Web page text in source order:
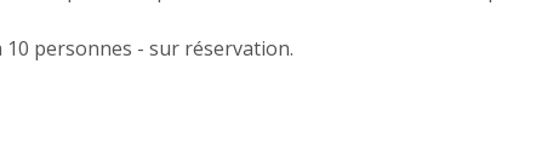
personnes - sur réservation.